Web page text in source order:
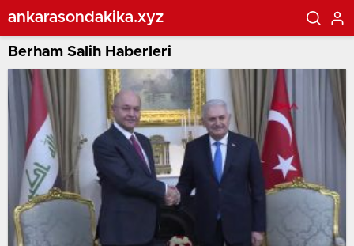
ankarasondakika.xyz
Berham Salih Haberleri